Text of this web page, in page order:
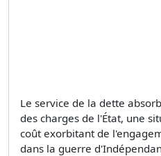
Le service de la dette
des charges de l'État, une
coût exorbitant de
dans la guerre